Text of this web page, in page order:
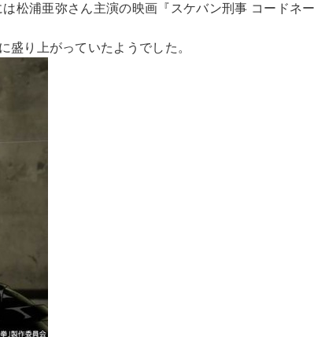
松浦亜弥さん主演の映画『スケバン刑事 コードネー
り上がっていたようでした。